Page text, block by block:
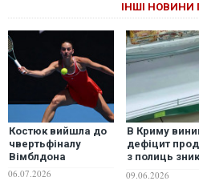
ІНШІ НОВИНИ
Костюк вийшла до
чвертьфіналу
Вімблдона
06.07.2026
В Криму
дефіцит
з полиць
борошно
09.06.2026